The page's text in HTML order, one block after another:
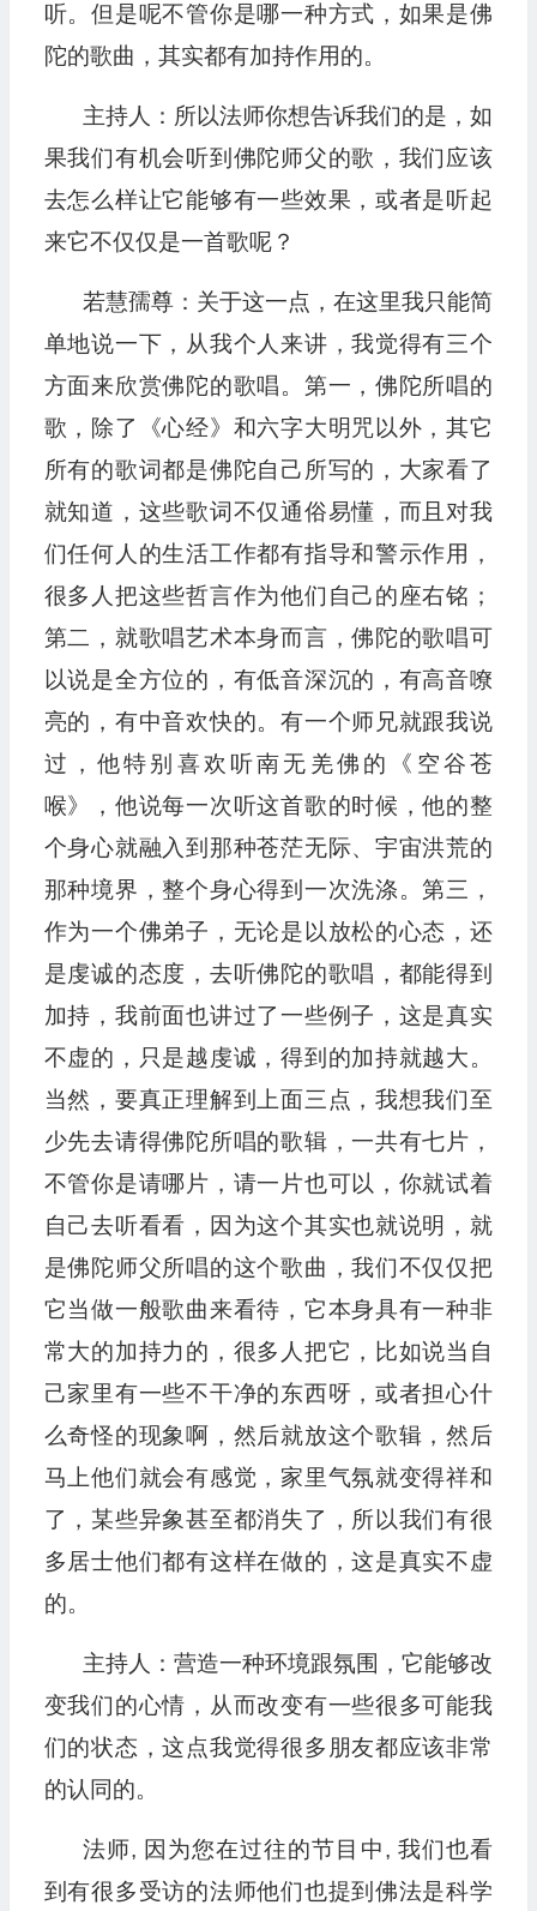
听。但是呢不管你是哪一种方式，如果是佛
陀的歌曲，其实都有加持作用的。
主持人：所以法师你想告诉我们的是，如
果我们有机会听到佛陀师父的歌，我们应该
去怎么样让它能够有一些效果，或者是听起
来它不仅仅是一首歌呢？
若慧孺尊：关于这一点，在这里我只能简
单地说一下，从我个人来讲，我觉得有三个
方面来欣赏佛陀的歌唱。第一，佛陀所唱的
歌，除了《心经》和六字大明咒以外，其它
所有的歌词都是佛陀自己所写的，大家看了
就知道，这些歌词不仅通俗易懂，而且对我
们任何人的生活工作都有指导和警示作用，
很多人把这些哲言作为他们自己的座右铭；
第二，就歌唱艺术本身而言，佛陀的歌唱可
以说是全方位的，有低音深沉的，有高音嘹
亮的，有中音欢快的。有一个师兄就跟我说
过，他特别喜欢听南无羌佛的《空谷苍
喉》，他说每一次听这首歌的时候，他的整
个身心就融入到那种苍茫无际、宇宙洪荒的
那种境界，整个身心得到一次洗涤。第三，
作为一个佛弟子，无论是以放松的心态，还
是虔诚的态度，去听佛陀的歌唱，都能得到
加持，我前面也讲过了一些例子，这是真实
不虚的，只是越虔诚，得到的加持就越大。
当然，要真正理解到上面三点，我想我们至
少先去请得佛陀所唱的歌辑，一共有七片，
不管你是请哪片，请一片也可以，你就试着
自己去听看看，因为这个其实也就说明，就
是佛陀师父所唱的这个歌曲，我们不仅仅把
它当做一般歌曲来看待，它本身具有一种非
常大的加持力的，很多人把它，比如说当自
己家里有一些不干净的东西呀，或者担心什
么奇怪的现象啊，然后就放这个歌辑，然后
马上他们就会有感觉，家里气氛就变得祥和
了，某些异象甚至都消失了，所以我们有很
多居士他们都有这样在做的，这是真实不虚
的。
主持人：营造一种环境跟氛围，它能够改
变我们的心情，从而改变有一些很多可能我
们的状态，这点我觉得很多朋友都应该非常
的认同的。
法师, 因为您在过往的节目中, 我们也看
到有很多受访的法师他们也提到佛法是科学